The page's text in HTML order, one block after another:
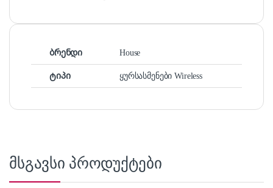
ბრენდი House
ტიპი ყურსასმენები Wireless
მსგავსი პროდუქტები